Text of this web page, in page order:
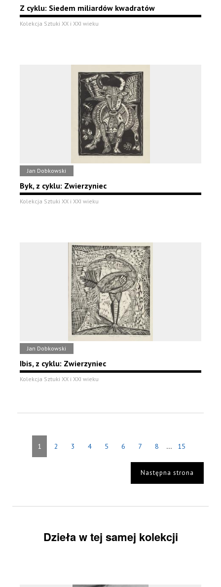
Z cyklu: Siedem miliardów kwadratów
Kolekcja Sztuki XX i XXI wieku
Jan Dobkowski
Byk, z cyklu: Zwierzyniec
Kolekcja Sztuki XX i XXI wieku
Jan Dobkowski
Ibis, z cyklu: Zwierzyniec
Kolekcja Sztuki XX i XXI wieku
1 2 3 4 5 6 7 8 ... 15
Następna strona
Dzieła w tej samej kolekcji